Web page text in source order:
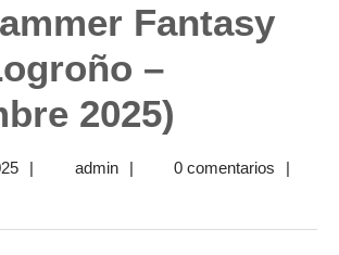
Fantasy
–
2025)
25| adminadmin
| 0 comentarios
|